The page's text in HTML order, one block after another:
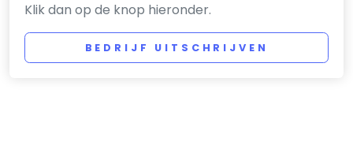
Klik dan op de knop hieronder.
BEDRIJF UITSCHRIJVEN